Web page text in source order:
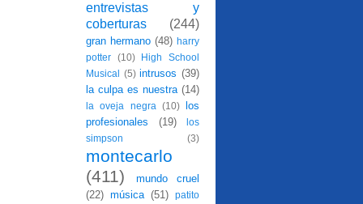
entrevistas y
coberturas
(244)
gran hermano (48) harry
potter
(10)
High School
Musical
(5) intrusos (39)
la culpa es nuestra (14)
la oveja negra (10)
los
profesionales
(19)
los
simpson
(3)
montecarlo
(411)
mundo cruel
(22) música (51)
patito